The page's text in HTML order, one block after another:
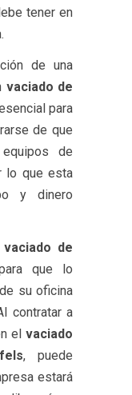
tener en
de una
vaciado de
para
de que
de
lo que esta
y dinero
vaciado de
que lo
su oficina
contratar a
el vaciado
, puede
estará